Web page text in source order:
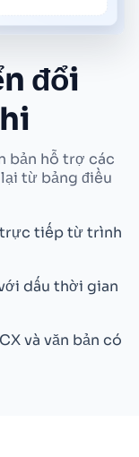
đổi
bản hỗ trợ các
từ bảng điều
trực tiếp từ trình
dấu thời gian
và văn bản có